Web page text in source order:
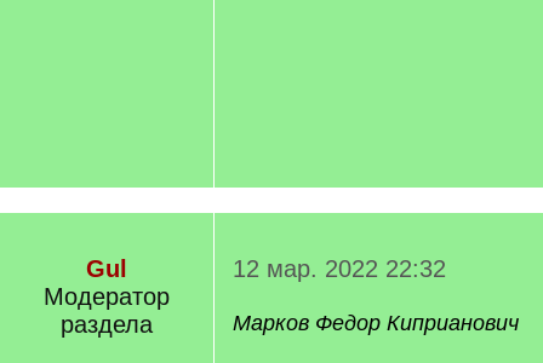
Gul
Модератор
раздела
12 мар. 2022 22:32
Марков Федор Киприанович